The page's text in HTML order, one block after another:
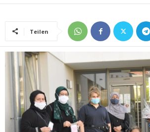
Teilen